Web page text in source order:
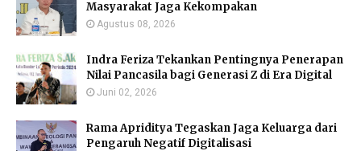
Masyarakat Jaga Kekompakan
Agustus 08, 2026
Indra Feriza Tekankan Pentingnya Penerapan
Nilai Pancasila bagi Generasi Z di Era Digital
Juni 02, 2026
Rama Apriditya Tegaskan Jaga Keluarga dari
Pengaruh Negatif Digitalisasi